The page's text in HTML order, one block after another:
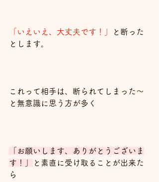
「いえいえ、大丈夫です！」
と断った
とします。
これって相手は、断られてしまった～
と無意識に思う方が多く
「お願いします、ありがとうございま
す！」
と素直に受け取ることが出来た
ら